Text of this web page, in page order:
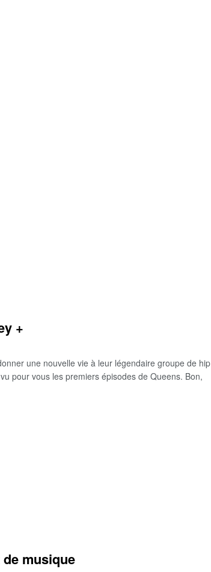
+
une nouvelle vie à leur légendaire groupe de hip
pour vous les premiers épisodes de Queens. Bon,
musique